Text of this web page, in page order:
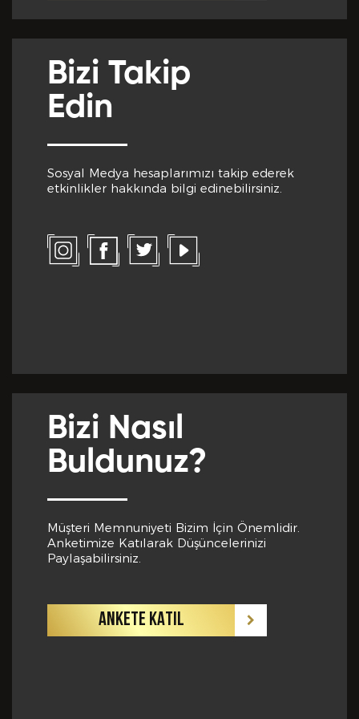
Bizi Takip
Edin
Sosyal Medya hesaplarımızı takip ederek
etkinlikler hakkında bilgi edinebilirsiniz.
Bizi Nasıl
Buldunuz?
Müşteri Memnuniyeti Bizim İçin Önemlidir.
Anketimize Katılarak Düşüncelerinizi
Paylaşabilirsiniz.
ANKETE KATIL
Cep Telefon No *
E-Posta *
Son Mezun Olunan Okul *
Departman *
Club Inferno da Memnun Olduğunuz Hizmetler? *
Club Inferno da Memnun Olmadığınız Hizmetler? *